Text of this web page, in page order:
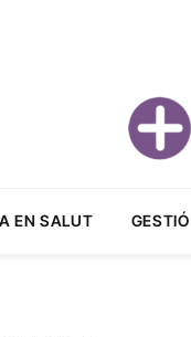
EN SALUT GESTIÓ